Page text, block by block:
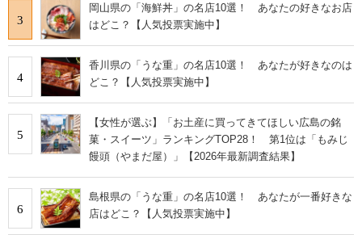
3
岡山県の「海鮮丼」の名店10選！ あなたの好きなお店
はどこ？【人気投票実施中】
4
香川県の「うな重」の名店10選！ あなたが好きなのは
どこ？【人気投票実施中】
5
【女性が選ぶ】「お土産に買ってきてほしい広島の銘
菓・スイーツ」ランキングTOP28！ 第1位は「もみじ
饅頭（やまだ屋）」【2026年最新調査結果】
6
島根県の「うな重」の名店10選！ あなたが一番好きな
店はどこ？【人気投票実施中】